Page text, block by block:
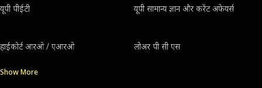
यूपी पीईटी यूपी सामान्य ज्ञान और करेंट अफेयर्स
हाईकोर्ट आरओ / एआरओ लोअर पी सी एस
Show More